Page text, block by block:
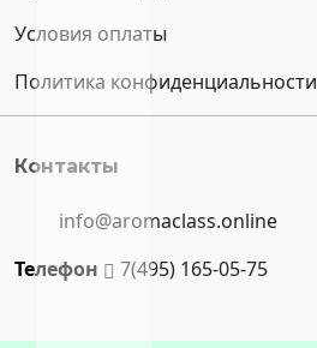
Условия оплаты
Политика конфиденциальности
Контакты
info@aromaclass.online
Телефон
7(495) 165-05-75